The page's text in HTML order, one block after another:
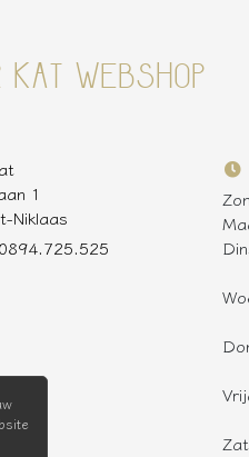
KAT WEBSHOP
1
Niklaas